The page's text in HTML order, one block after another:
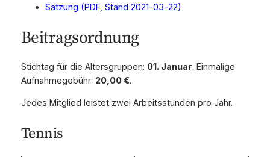
Satzung (PDF, Stand 2021-03-22)
Beitragsordnung
Stichtag für die Altersgruppen: 01. Januar. Einmalige
Aufnahmegebühr: 20,00 €.
Jedes Mitglied leistet zwei Arbeitsstunden pro Jahr.
Tennis